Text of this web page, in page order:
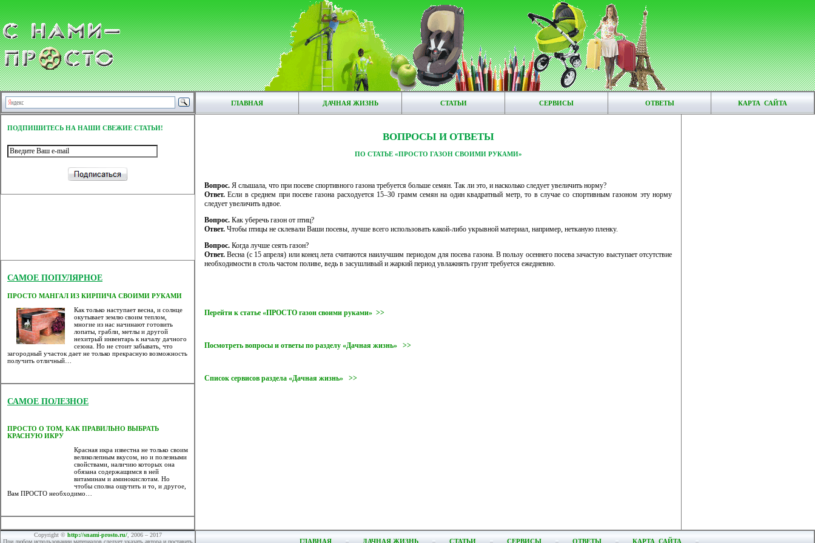
ГЛАВНАЯ ДАЧНАЯ ЖИЗНЬ СТАТЬИ СЕРВИСЫ ОТВЕТЫ КАРТА САЙТА
ПОДПИШИТЕСЬ НА НАШИ СВЕЖИЕ СТАТЬИ!
САМОЕ ПОПУЛЯРНОЕ
ПРОСТО МАНГАЛ ИЗ КИРПИЧА СВОИМИ РУКАМИ
Как только наступает весна, и солнце
окутывает землю своим теплом,
многие из нас начинают готовить
лопаты, грабли, метлы и другой
нехитрый инвентарь к началу дачного
сезона. Но не стоит забывать, что
загородный участок дает не только прекрасную возможность
получить отличный…
САМОЕ ПОЛЕЗНОЕ
ПРОСТО О ТОМ, КАК ПРАВИЛЬНО ВЫБРАТЬ
КРАСНУЮ ИКРУ
Красная икра известна не только своим
великолепным вкусом, но и полезными
свойствами, наличию которых она
обязана содержащимся в ней
витаминам и аминокислотам. Но
чтобы сполна ощутить и то, и другое,
Вам ПРОСТО необходимо…
ВОПРОСЫ И ОТВЕТЫ
ПО СТАТЬЕ «ПРОСТО ГАЗОН СВОИМИ РУКАМИ»
Вопрос. Я слышала, что при посеве спортивного газона требуется больше семян. Так ли это, и насколько следует увеличить норму?
Ответ. Если в среднем при посеве газона расходуется 15–30 грамм семян на один квадратный метр, то в случае со спортивным газоном эту норму
следует увеличить вдвое.
Вопрос. Как уберечь газон от птиц?
Ответ. Чтобы птицы не склевали Ваши посевы, лучше всего использовать какой-либо укрывной материал, например, нетканую пленку.
Вопрос. Когда лучше сеять газон?
Ответ. Весна (с 15 апреля) или конец лета считаются наилучшим периодом для посева газона. В пользу осеннего посева зачастую выступает отсутствие
необходимости в столь частом поливе, ведь в засушливый и жаркий период увлажнять грунт требуется ежедневно.
Перейти к статье «ПРОСТО газон своими руками» >>
Посмотреть вопросы и ответы по разделу «Дачная жизнь» >>
Список сервисов раздела «Дачная жизнь» >>
Copyright © http://snami-prosto.ru/, 2006 – 2017
При любом использовании материалов следует указать автора и поставить
ГЛАВНАЯ ДАЧНАЯ ЖИЗНЬ СТАТЬИ СЕРВИСЫ ОТВЕТЫ КАРТА САЙТА